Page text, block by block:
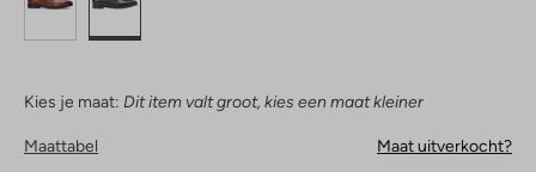
Kies je maat: Dit item valt groot, kies een maat kleiner
Maattabel Maat uitverkocht?